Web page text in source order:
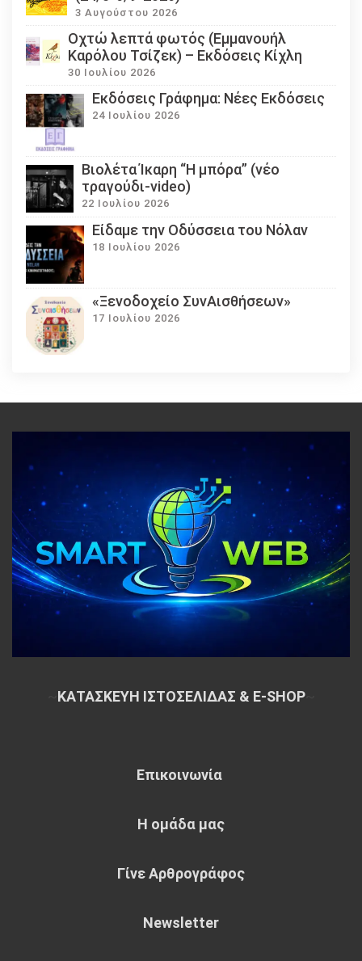
3 Αυγούστου 2026
Οχτώ λεπτά φωτός (Εμμανουήλ
Καρόλου Τσίζεκ) – Εκδόσεις Κίχλη
30 Ιουλίου 2026
Εκδόσεις Γράφημα: Νέες Εκδόσεις
24 Ιουλίου 2026
Βιολέτα Ίκαρη “Η μπόρα” (νέο
τραγούδι-video)
22 Ιουλίου 2026
Eίδαμε την Οδύσσεια του Νόλαν
18 Ιουλίου 2026
«Ξενοδοχείο ΣυνΑισθήσεων»
17 Ιουλίου 2026
ΚΑΤΑΣΚΕΥΗ ΙΣΤΟΣΕΛΙΔΑΣ & E-SHOP~
Επικοινωνία
Η ομάδα μας
Γίνε Αρθρογράφος
Newsletter